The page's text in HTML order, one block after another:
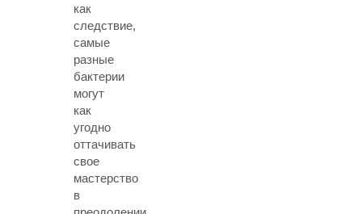
как
следствие,
самые
разные
бактерии
могут
как
угодно
оттачивать
свое
мастерство
в